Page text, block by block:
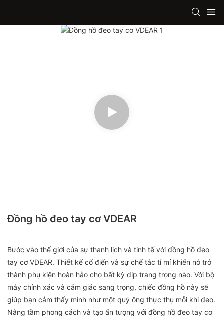
Đồng hồ đeo tay cơ VDEAR
Bước vào thế giới của sự thanh lịch và tinh tế với đồng hồ đeo
tay cơ VDEAR. Thiết kế cổ điển và sự chế tác tỉ mỉ khiến nó trở
thành phụ kiện hoàn hảo cho bất kỳ dịp trang trọng nào. Với bộ
máy chính xác và cảm giác sang trọng, chiếc đồng hồ này sẽ
giúp bạn cảm thấy mình như một quý ông thực thụ mỗi khi đeo.
Nâng tầm phong cách và tạo ấn tượng với đồng hồ đeo tay cơ